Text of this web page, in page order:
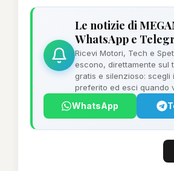
Le notizie di
WhatsApp e
Ricevi Motori, Tech e
escono, direttamente sul
gratis e silenzioso: scegli
preferito ed esci quando
WhatsApp